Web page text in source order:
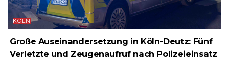
KÖLN
Große Auseinandersetzung in Köln-Deutz: Fünf
Verletzte und Zeugenaufruf nach Polizeieinsatz